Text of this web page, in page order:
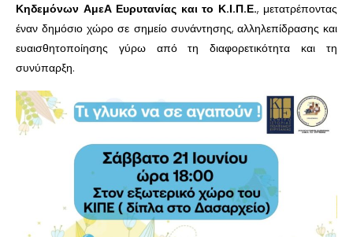
Κηδεμόνων ΑμεΑ Ευρυτανίας και το Κ.Ι.Π.Ε., μετατρέποντας
έναν δημόσιο χώρο σε σημείο συνάντησης, αλληλεπίδρασης και
ευαισθητοποίησης γύρω από τη διαφορετικότητα και τη
συνύπαρξη.